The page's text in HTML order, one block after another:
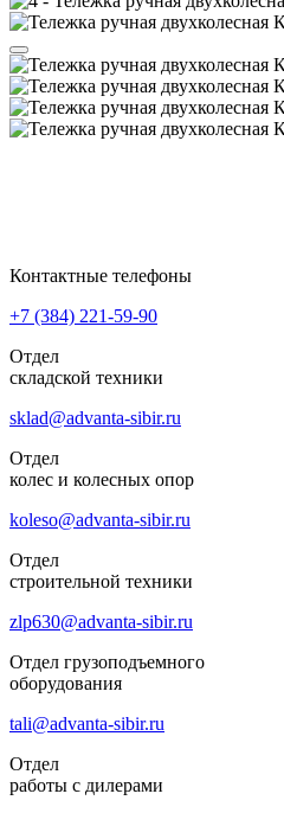
Контактные телефоны
+7 (384) 221-59-90
Отдел
складской техники
sklad@advanta-sibir.ru
Отдел
колес и колесных опор
koleso@advanta-sibir.ru
Отдел
строительной техники
zlp630@advanta-sibir.ru
Отдел грузоподъемного
оборудования
tali@advanta-sibir.ru
Отдел
работы с дилерами